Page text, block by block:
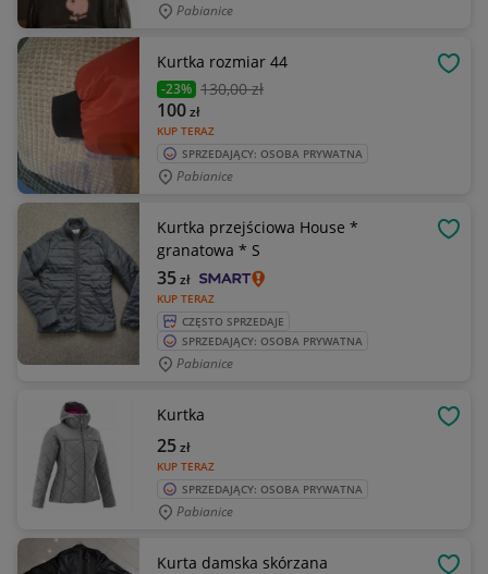
Pabianice
Kurtka rozmiar 44
-23% 130,00 zł
KUP TERAZ
100zł
SPRZEDAJĄCY: OSOBA PRYWATNA
Pabianice
Kurtka przejściowa House *
granatowa * S
KUP TERAZ
35zł
CZĘSTO SPRZEDAJE
SPRZEDAJĄCY: OSOBA PRYWATNA
Pabianice
Kurtka
KUP TERAZ
25zł
SPRZEDAJĄCY: OSOBA PRYWATNA
Pabianice
Kurta damska skórzana